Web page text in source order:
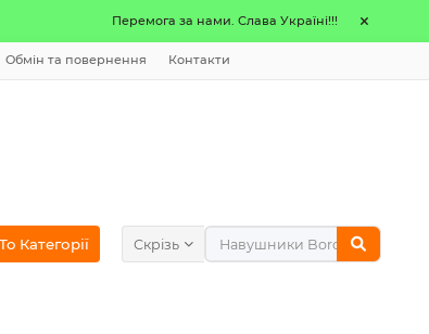
Перемога за нами. Слава Україні!!!
Обмін та повернення Контакти
Категорії Скрізь